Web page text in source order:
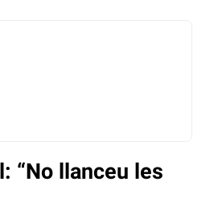
“No llanceu les